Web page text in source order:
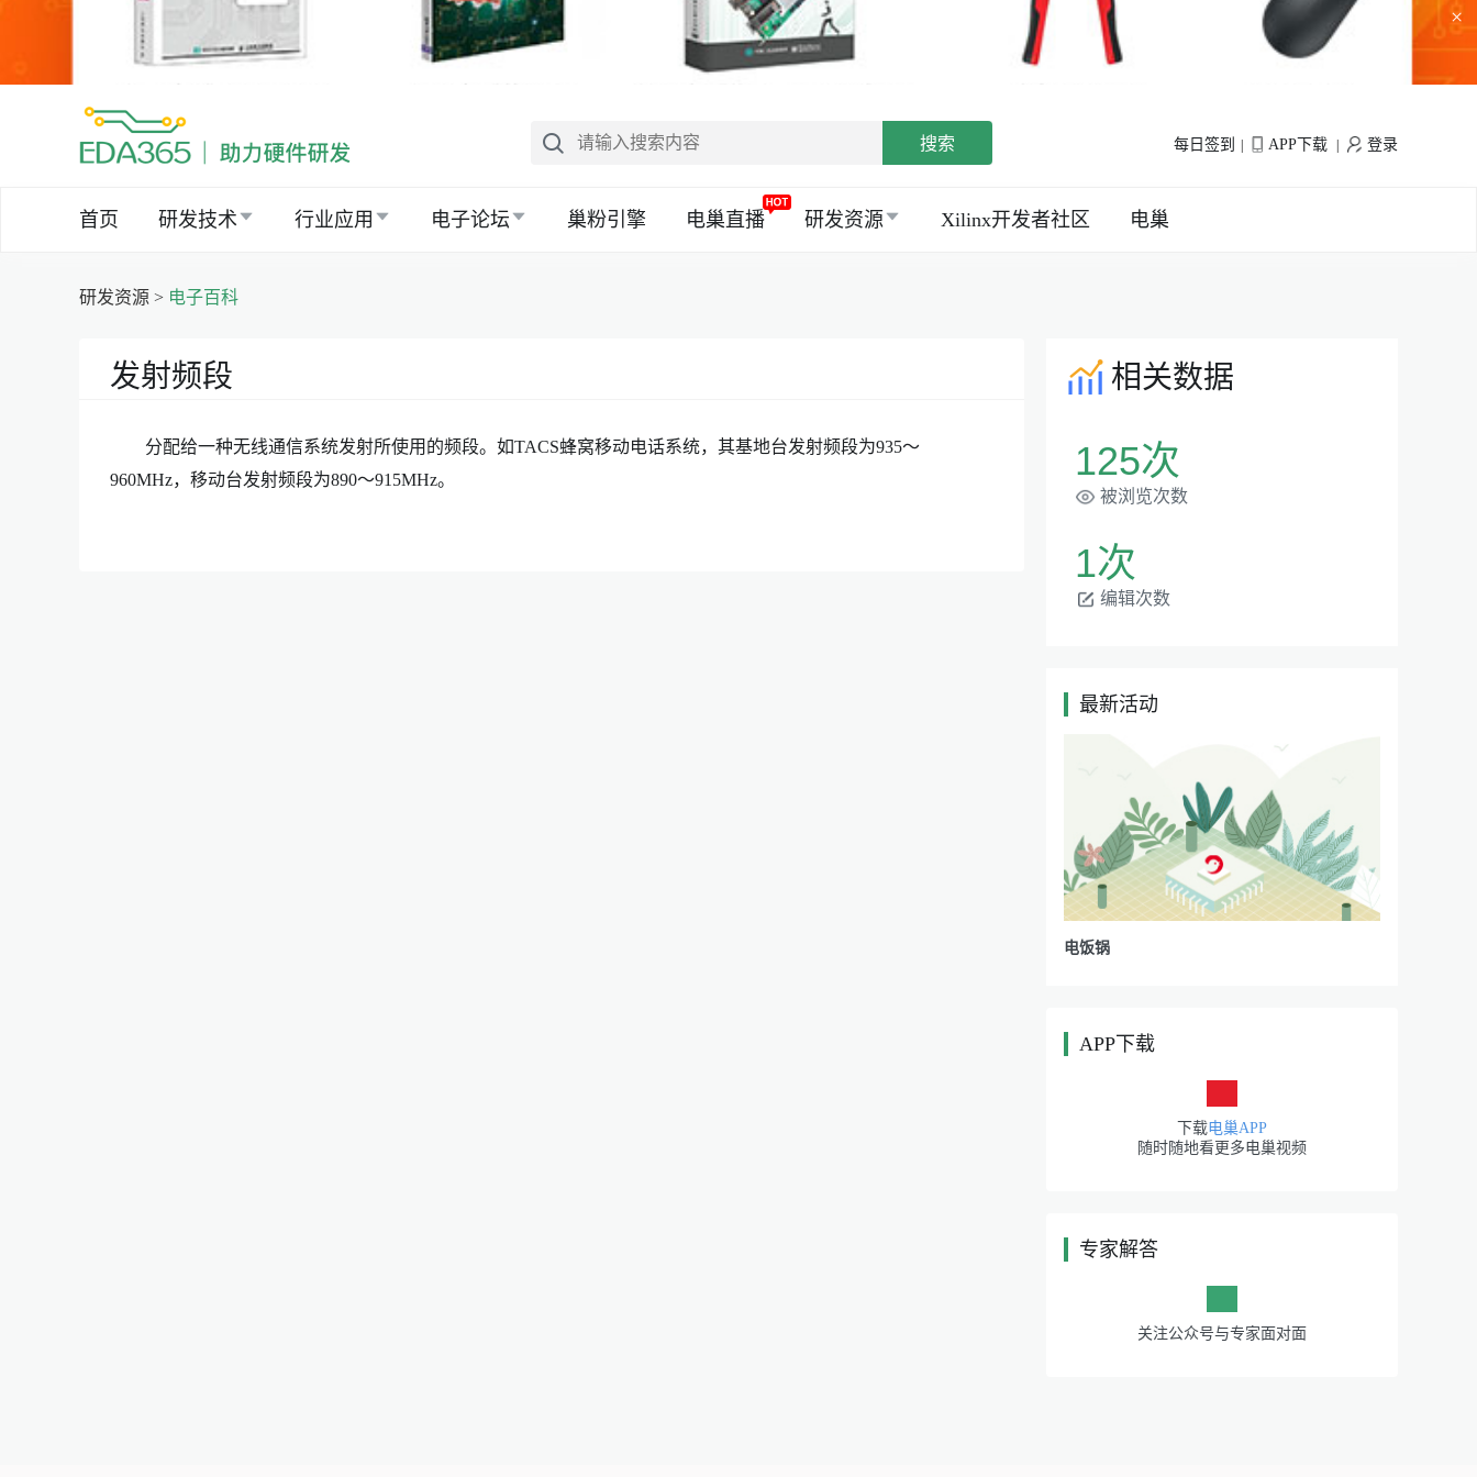
×
搜索 每日签到 APP下载 登录
首页 研发技术 行业应用 电子论坛 巢粉引擎 电巢直播 研发资源 Xilinx开发者社区 电巢
研发资源 > 电子百科
发射频段
分配给一种无线通信系统发射所使用的频段。如TACS蜂窝移动电话系统，其基地台发射频段为935～
960MHz，移动台发射频段为890～915MHz。
相关数据
125次
被浏览次数
1次
编辑次数
最新活动
电饭锅
APP下载
下载电巢APP
随时随地看更多电巢视频
专家解答
关注公众号与专家面对面